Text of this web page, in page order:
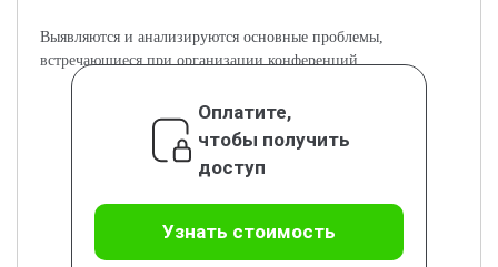
Выявляются и анализируются основные проблемы,
встречающиеся при организации конференций.
Оплатите,
чтобы получить
доступ
Узнать стоимость